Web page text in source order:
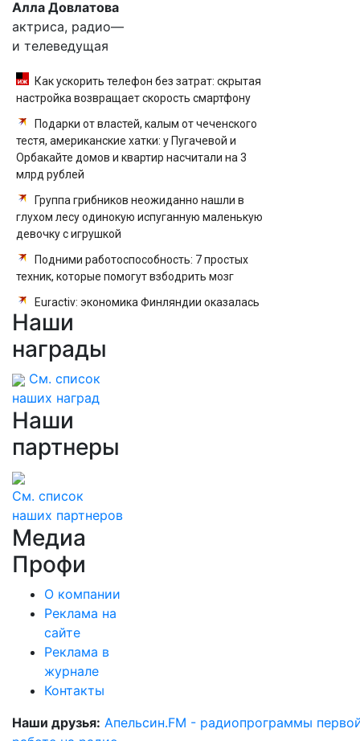
Алла Довлатова
актриса, радио—
и телеведущая
Как ускорить телефон без затрат: скрытая
настройка возвращает скорость смартфону
Подарки от властей, калым от чеченского
тестя, американские хатки: у Пугачевой и
Орбакайте домов и квартир насчитали на 3
млрд рублей
Группа грибников неожиданно нашли в
глухом лесу одинокую испуганную маленькую
девочку с игрушкой
Подними работоспособность: 7 простых
техник, которые помогут взбодрить мозг
Euractiv: экономика Финляндии оказалась
в упадке из-за отсутствия туристов из РФ
Наши
награды
См. список
наших наград
Наши
партнеры
См. список
наших партнеров
Медиа
Профи
О компании
Реклама на
сайте
Реклама в
журнале
Контакты
Наши друзья: Апельсин.FM - радиопрограммы